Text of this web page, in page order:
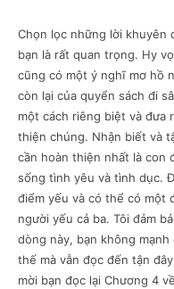
Chọn lọc những lời khuyên
bạn là rất quan trọng. Hy
cũng có một ý nghĩ mơ hồ
còn lại của quyển sách đi
một cách riêng biệt và đưa
thiện chúng. Nhận biết và
cần hoàn thiện nhất là con
sống tình yêu và tình dục.
điểm yếu và có thể có một
người yếu cả ba. Tôi đảm
dòng này, bạn không
thế mà vẫn đọc đến tận
mời bạn đọc lại Chương 4